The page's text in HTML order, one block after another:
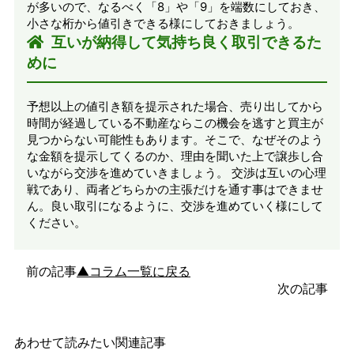
が多いので、なるべく「8」や「9」を端数にしておき、
小さな桁から値引きできる様にしておきましょう。
互いが納得して気持ち良く取引できるた
めに
予想以上の値引き額を提示された場合、売り出してから
時間が経過している不動産ならこの機会を逃すと買主が
見つからない可能性もあります。そこで、なぜそのよう
な金額を提示してくるのか、理由を聞いた上で譲歩し合
いながら交渉を進めていきましょう。 交渉は互いの心理
戦であり、両者どちらかの主張だけを通す事はできませ
ん。良い取引になるように、交渉を進めていく様にして
ください。
前の記事▲コラム一覧に戻る
次の記事
あわせて読みたい関連記事